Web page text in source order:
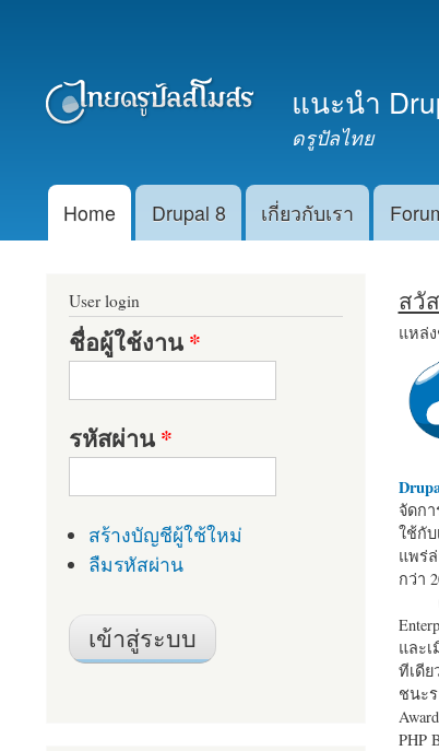
แนะนำ
ดรูปัลไทย
Main menu
Home Drupal 8 เกี่ยวกับเรา
สวั
แหล่
จัดก
ใช้กั
แพร่
กว่า
ดรู
และ
ทีเดีย
ชนะร
PHP
User login
ชื่อผู้ใช้งาน*
รหัสผ่าน*
สร้างบัญชีผู้ใช้ใหม่
ลืมรหัสผ่าน